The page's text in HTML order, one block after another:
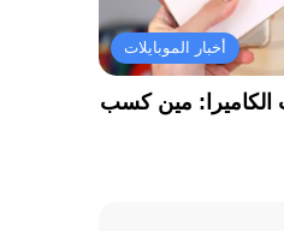
أخبار الموبايلات
2025 من حيث الكاميرا: مين كسب